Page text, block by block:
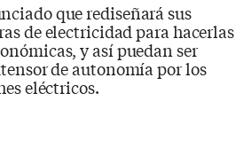
que rediseñará sus
de electricidad para hacerlas
y así puedan ser
de autonomía por los
eléctricos.